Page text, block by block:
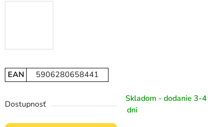
EAN 5906280658441
Dostupnosť
Skladom - dodanie 3-4
dni